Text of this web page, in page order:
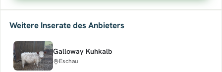
Weitere Inserate des Anbieters
Galloway Kuhkalb
Eschau